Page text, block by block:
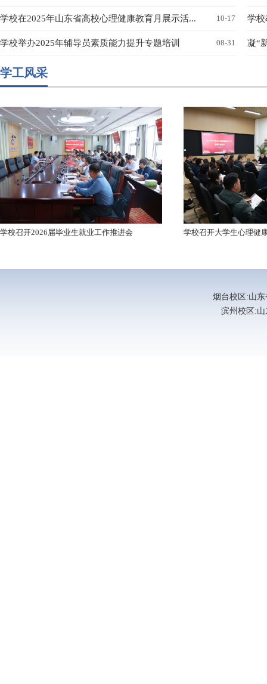
学校在2025年山东省高校心理健康教育月展示活... 10-17 学校
学校举办2025年辅导员素质能力提升专题培训 08-31 凝“
学工风采
学校召开2026届毕业生就业工作推进会 学校召开大学生心理健
烟台校区:山东
滨州校区:山